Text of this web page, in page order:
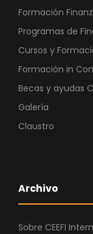
Formación
Programas de
Cursos y
Formación in
Becas y ayudas
Galería
Claustro
Archivo
Sobre CEEFI